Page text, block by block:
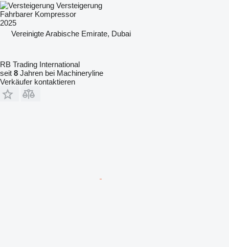
Versteigerung
Fahrbarer Kompressor
2025
Vereinigte Arabische Emirate, Dubai
RB Trading International
seit 8 Jahren bei Machineryline
Verkäufer kontaktieren